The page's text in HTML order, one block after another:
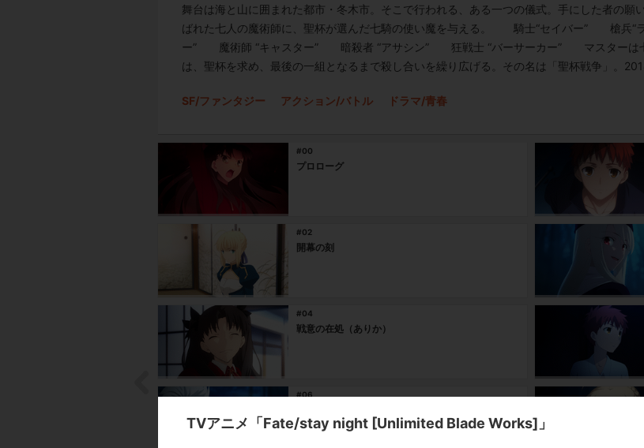
舞台は海と山に囲まれた都市・冬木市。そこで行われる、ある一つの儀式。手にした者の願
ばれた七人の魔術師に、聖杯が選んだ七騎の使い魔を与える。 騎士“セイバー” 槍
ー” 魔術師 “キャスター” 暗殺者 “アサシン” 狂戦士 “バーサーカー” マスターは七
は、聖杯を求め、最後の一組となるまで殺し合いを繰り広げる。その名は「聖杯戦争」。
SF/ファンタジー アクション/バトル ドラマ/青春
#00
プロローグ
#02
開幕の刻
#04
戦意の在処（ありか）
#06
TVアニメ「Fate/stay night [Unlimited Blade Works]」